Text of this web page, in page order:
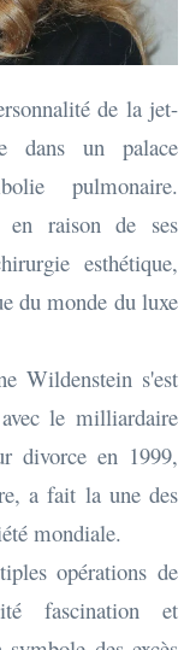
de la jet-
dans un palace
pulmonaire.
en raison de ses
esthétique,
du monde du luxe
Wildenstein s'est
le milliardaire
divorce en 1999,
a fait la une des
mondiale.
opérations de
fascination et